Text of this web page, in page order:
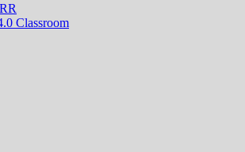
Classroom